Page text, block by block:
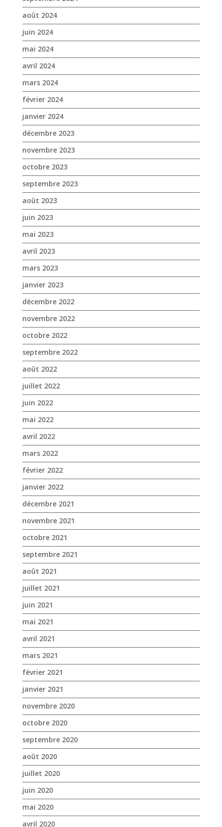
février 2024
janvier 2024
décembre 2023
novembre 2023
octobre 2023
septembre 2023
août 2023
juin 2023
mai 2023
avril 2023
mars 2023
janvier 2023
décembre 2022
novembre 2022
octobre 2022
septembre 2022
août 2022
juillet 2022
juin 2022
mai 2022
avril 2022
mars 2022
février 2022
janvier 2022
décembre 2021
novembre 2021
octobre 2021
septembre 2021
août 2021
juillet 2021
juin 2021
mai 2021
avril 2021
mars 2021
février 2021
janvier 2021
novembre 2020
octobre 2020
septembre 2020
août 2020
juillet 2020
juin 2020
mai 2020
avril 2020
mars 2020
janvier 2020
décembre 2019
novembre 2019